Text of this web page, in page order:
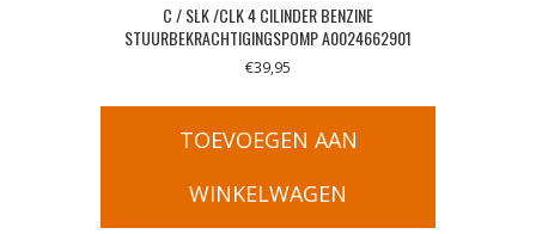
C / SLK /CLK 4 CILINDER BENZINE
STUURBEKRACHTIGINGSPOMP A0024662901
€39,95
TOEVOEGEN AAN
WINKELWAGEN